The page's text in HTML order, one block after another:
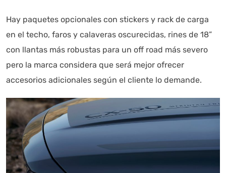
Hay paquetes opcionales con stickers y rack de carga
en el techo, faros y calaveras oscurecidas, rines de 18”
con llantas más robustas para un off road más severo
pero la marca considera que será mejor ofrecer
accesorios adicionales según el cliente lo demande.